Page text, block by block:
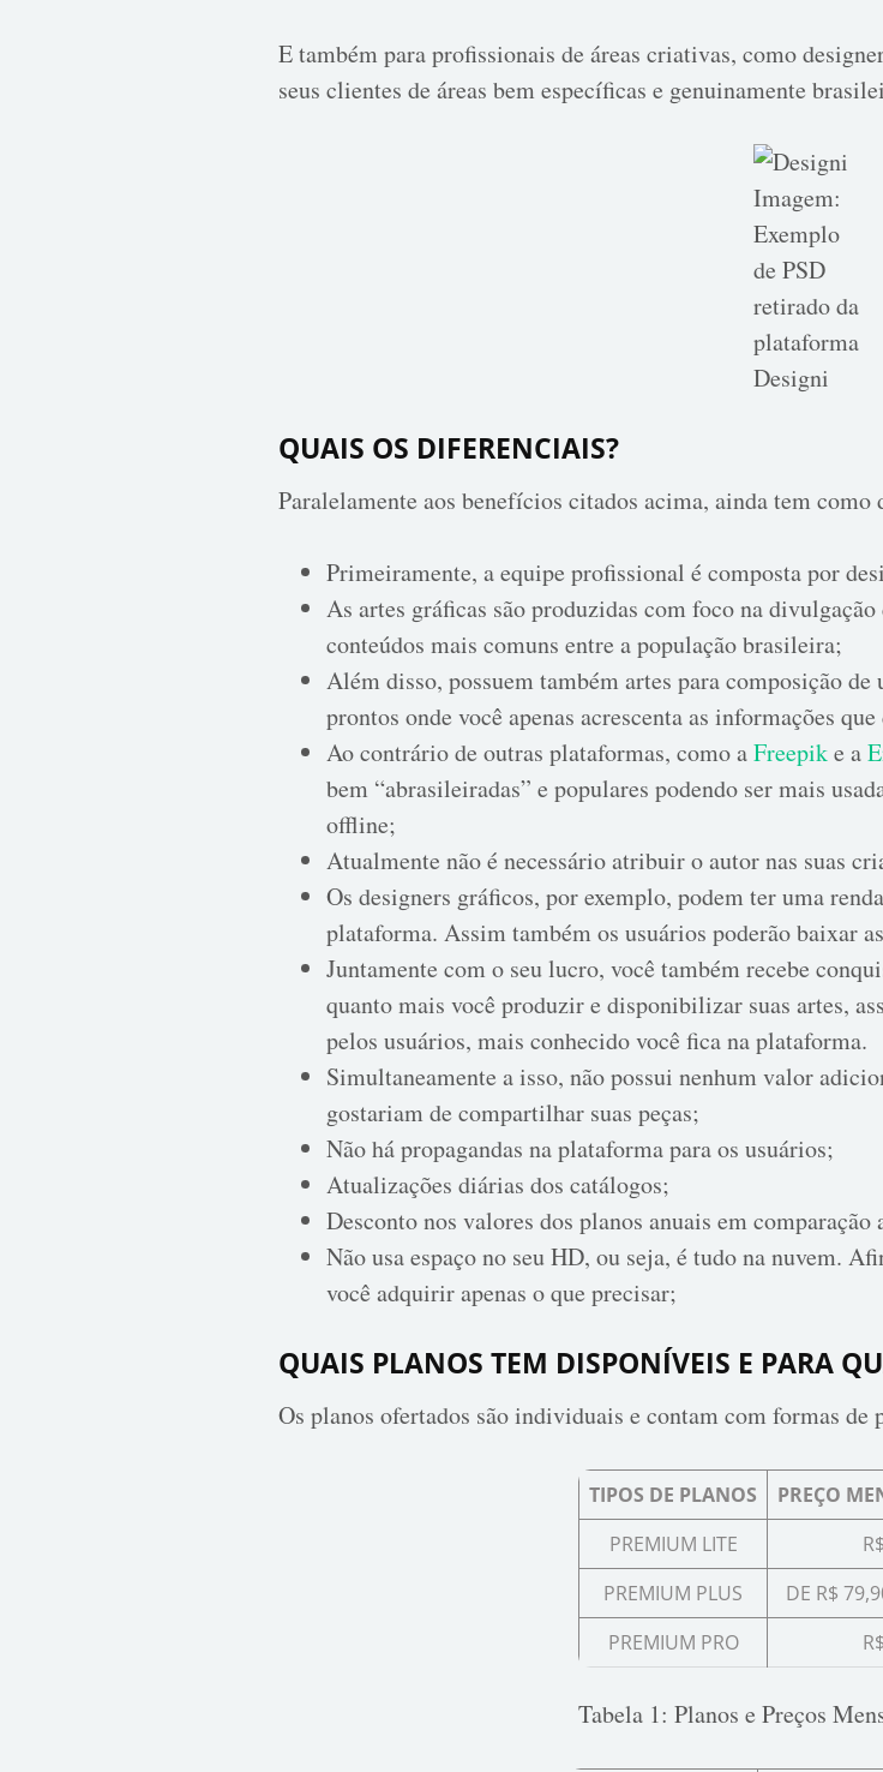
E também para profissionais de áreas criativas, como
seus clientes de áreas bem específicas e genuinamente
Imagem:
Exemplo
de PSD
retirado da
plataforma
Designi
QUAIS OS DIFERENCIAIS?
Paralelamente aos benefícios citados acima, ainda tem como
Primeiramente, a equipe profissional é composta por
As artes gráficas são produzidas com foco na
conteúdos mais comuns entre a população brasileira;
Além disso, possuem também artes para composição
prontos onde você apenas acrescenta as informações que
Ao contrário de outras plataformas, como aFreepike a
bem “abrasileiradas” e populares podendo ser mais
offline;
Atualmente não é necessário atribuir o autor nas suas
Os designers gráficos, por exemplo, podem ter uma
plataforma. Assim também os usuários poderão baixar
Juntamente com o seu lucro, você também recebe
quanto mais você produzir e disponibilizar suas artes,
pelos usuários, mais conhecido você fica na plataforma.
Simultaneamente a isso, não possui nenhum valor
gostariam de compartilhar suas peças;
Não há propagandas na plataforma para os usuários;
Atualizações diárias dos catálogos;
Desconto nos valores dos planos anuais em comparação
Não usa espaço no seu HD, ou seja, é tudo na nuvem.
você adquirir apenas o que precisar;
QUAIS PLANOS TEM DISPONÍVEIS E PARA
Os planos ofertados são individuais e contam com formas de
TIPOS DE PLANOS
PREÇO
PREMIUM LITE
PREMIUM PLUS
DE R$
PREMIUM PRO
Tabela 1: Planos e Preços